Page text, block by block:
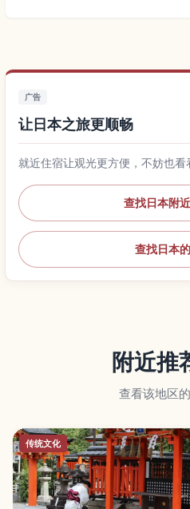
广告
让日本之旅更顺畅
就近住宿让观光更方便，不妨也看
查找日本附
查找日本
附近推
查看该地区
传统文化